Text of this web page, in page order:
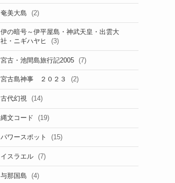
奄美大島 (2)
伊の暗号～伊平屋島・神武天皇・出雲大
社・ニギハヤヒ
(3)
宮古・池間島旅行記2005 (7)
宮古島神事 ２０２３ (2)
古代幻視 (14)
縄文コード (19)
パワースポット (15)
イスラエル (7)
与那国島 (4)